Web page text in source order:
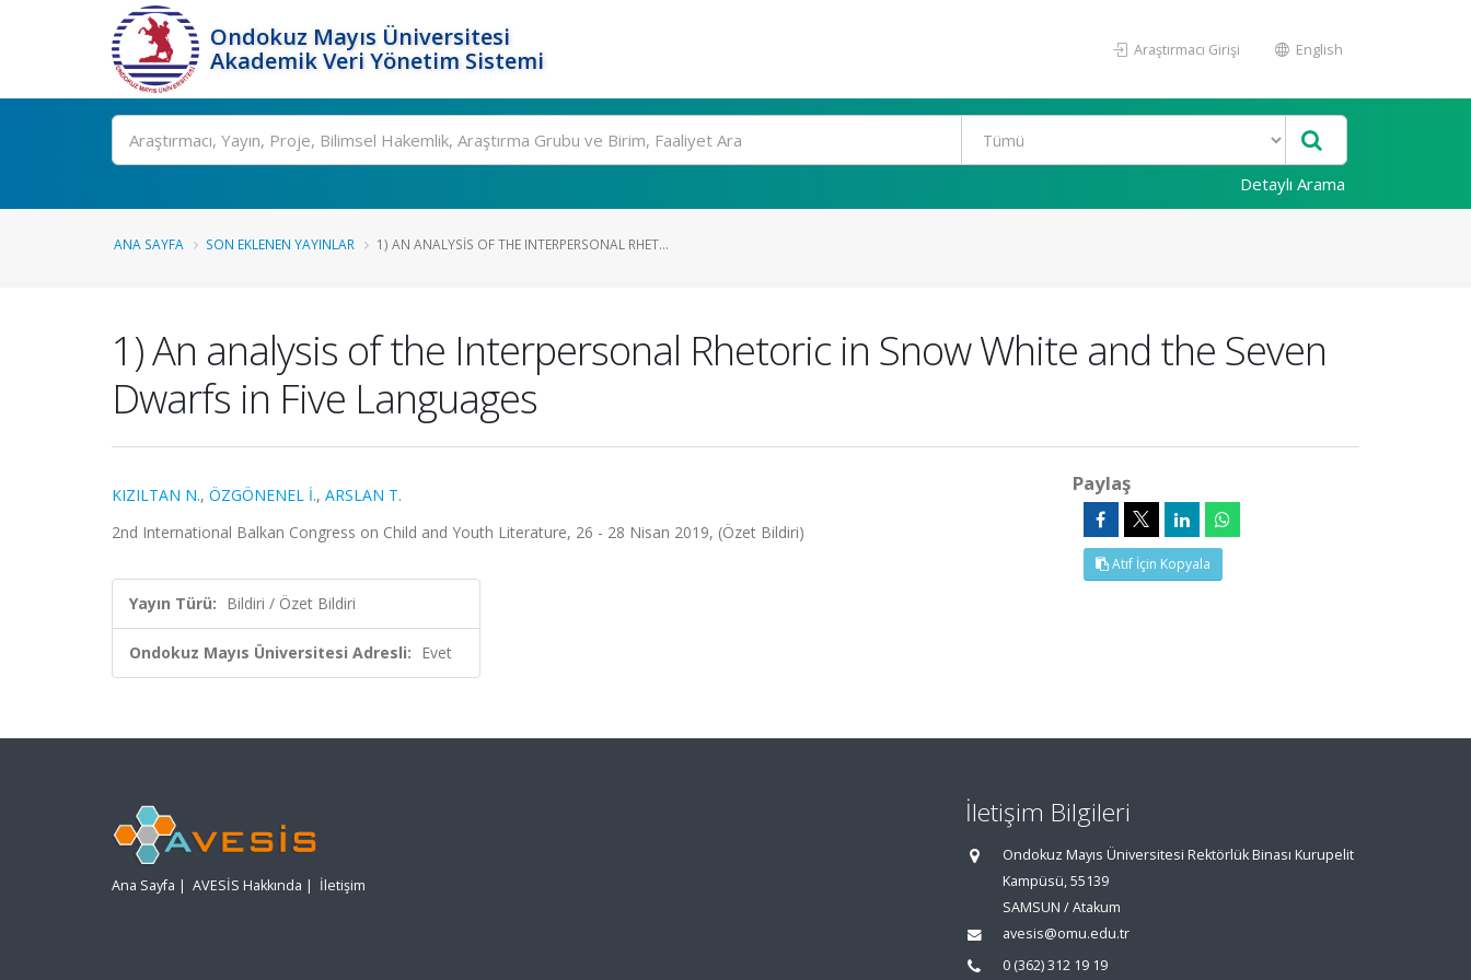
Ondokuz Mayıs Üniversitesi
Akademik Veri Yönetim Sistemi
Araştırmacı Girişi English
Ara
Detaylı Arama
ANA SAYFA SON EKLENEN YAYINLAR 1) AN ANALYSIS OF THE INTERPERSONAL RHET...
1) An analysis of the Interpersonal Rhetoric in Snow White and the Seven
Dwarfs in Five Languages
KIZILTAN N., ÖZGÖNENEL İ., ARSLAN T.
2nd International Balkan Congress on Child and Youth Literature, 26 - 28 Nisan 2019, (Özet Bildiri)
Yayın Türü: Bildiri / Özet Bildiri
Ondokuz Mayıs Üniversitesi Adresli: Evet
Paylaş
Atıf İçin Kopyala
Ana Sayfa | AVESİS Hakkında | İletişim
İletişim Bilgileri
Ondokuz Mayıs Üniversitesi Rektörlük Binası Kurupelit
Kampüsü, 55139
SAMSUN / Atakum
avesis@omu.edu.tr
0 (362) 312 19 19